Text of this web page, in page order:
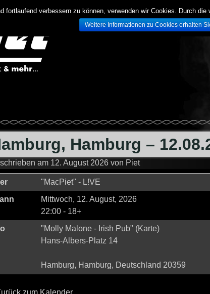
Hamburg –
am 12. August 2026 von Piet
"MacPiet" - L!VE
Mittwoch, 12. August, 2026
22:00 - 18+
"Molly Malone - Irish Pub" (Karte)
Hans-Albers-Platz 14
Hamburg, Hamburg, Deutschland 20359
zum Kalender
fortlaufend verbessern zu können, verwenden wir Cookies. Durch
Weitere Informationen zu Cookies erhalten